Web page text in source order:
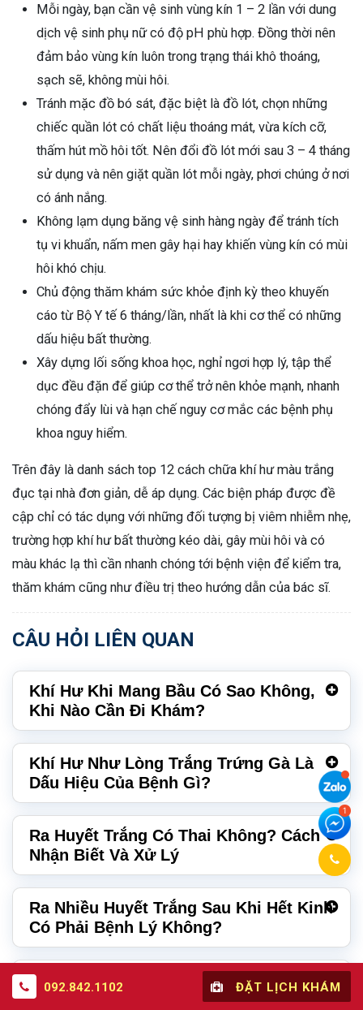
Mỗi ngày, bạn cần vệ sinh vùng kín 1 – 2 lần với dung
dịch vệ sinh phụ nữ có độ pH phù hợp. Đồng thời nên
đảm bảo vùng kín luôn trong trạng thái khô thoáng,
sạch sẽ, không mùi hôi.
Tránh mặc đồ bó sát, đặc biệt là đồ lót, chọn những
chiếc quần lót có chất liệu thoáng mát, vừa kích cỡ,
thấm hút mồ hôi tốt. Nên đổi đồ lót mới sau 3 – 4 tháng
sử dụng và nên giặt quần lót mỗi ngày, phơi chúng ở nơi
có ánh nắng.
Không lạm dụng băng vệ sinh hàng ngày để tránh tích
tụ vi khuẩn, nấm men gây hại hay khiến vùng kín có mùi
hôi khó chịu.
Chủ động thăm khám sức khỏe định kỳ theo khuyến
cáo từ Bộ Y tế 6 tháng/lần, nhất là khi cơ thể có những
dấu hiệu bất thường.
Xây dựng lối sống khoa học, nghỉ ngơi hợp lý, tập thể
dục đều đặn để giúp cơ thể trở nên khỏe mạnh, nhanh
chóng đẩy lùi và hạn chế nguy cơ mắc các bệnh phụ
khoa nguy hiểm.
Trên đây là danh sách top 12 cách chữa khí hư màu trắng
đục tại nhà đơn giản, dễ áp dụng. Các biện pháp được đề
cập chỉ có tác dụng với những đối tượng bị viêm nhiễm nhẹ,
trường hợp khí hư bất thường kéo dài, gây mùi hôi và có
màu khác lạ thì cần nhanh chóng tới bệnh viện để kiểm tra,
thăm khám cũng như điều trị theo hướng dẫn của bác sĩ.
CÂU HỎI LIÊN QUAN
Khí Hư Khi Mang Bầu Có Sao Không,
Khi Nào Cần Đi Khám?
Khí Hư Như Lòng Trắng Trứng Gà Là
Dấu Hiệu Của Bệnh Gì?
Ra Huyết Trắng Có Thai Không? Cách
Nhận Biết Và Xử Lý
Ra Nhiều Huyết Trắng Sau Khi Hết Kinh
Có Phải Bệnh Lý Không?
Huyết Trắng Màu Nâu Là Gì? Nguyên
Nhân, Cách Phòng Tránh
092.842.1102 ĐẶT LỊCH KHÁM